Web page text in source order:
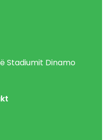
Stadiumit Dinamo